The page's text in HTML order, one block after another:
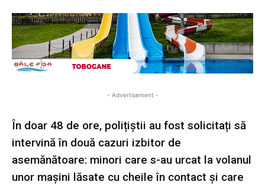
- Advertisement -
În doar 48 de ore, polițiștii au fost solicitați să
intervină în două cazuri izbitor de
asemănătoare: minori care s-au urcat la volanul
unor mașini lăsate cu cheile în contact și care